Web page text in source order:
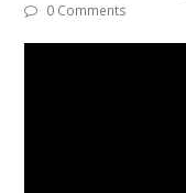
0 Comments